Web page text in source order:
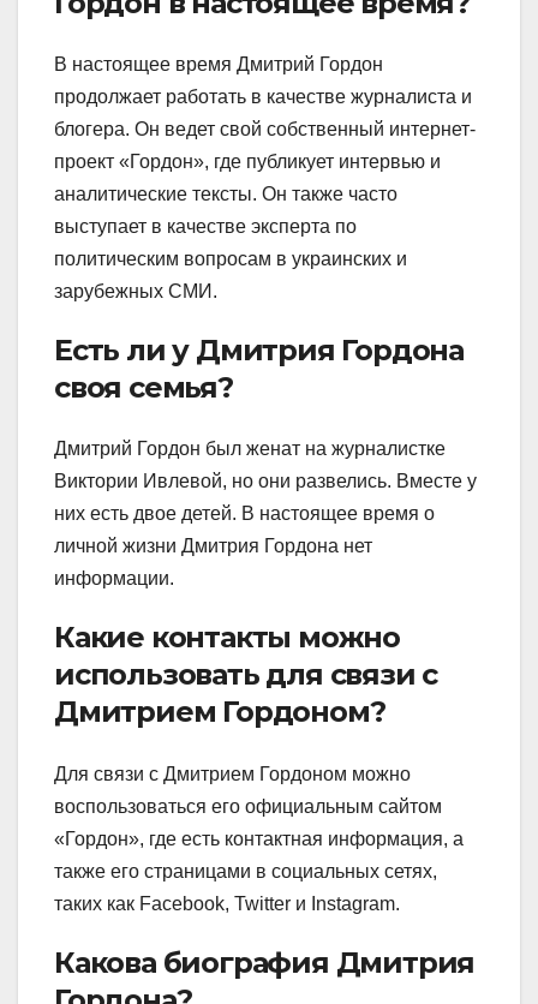
В настоящее время Дмитрий Гордон
продолжает работать в качестве журналиста и
блогера. Он ведет свой собственный интернет-
проект «Гордон», где публикует интервью и
аналитические тексты. Он также часто
выступает в качестве эксперта по
политическим вопросам в украинских и
зарубежных СМИ.
Есть ли у Дмитрия Гордона
своя семья?
Дмитрий Гордон был женат на журналистке
Виктории Ивлевой, но они развелись. Вместе у
них есть двое детей. В настоящее время о
личной жизни Дмитрия Гордона нет
информации.
Какие контакты можно
использовать для связи с
Дмитрием Гордоном?
Для связи с Дмитрием Гордоном можно
воспользоваться его официальным сайтом
«Гордон», где есть контактная информация, а
также его страницами в социальных сетях,
таких как Facebook, Twitter и Instagram.
Какова биография Дмитрия